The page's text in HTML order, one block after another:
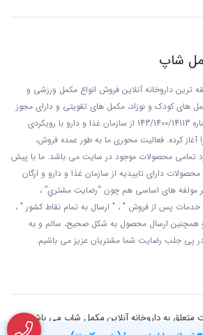
شاپ
ترین داروخانه آنلاین فروش انواع مکمل ورزشی و
های کودک و نوزاد، مکمل های تقویتی و دارای مجوز
از
سازمان غذا و دارو با رويکردی
کرده. فعاليت محوری ما به طور عمده فروش،
تمامی محصولات موجود در سایت می باشد. ما با پيش
دارای تاييديه از سازمان غذا و دارو و ارگان
مولفه های اساسی هم چون “رضايت مشتري” ،
پس از فروش " ، " ارسال به تمام نقاط کشور " ،
"و همچنين ارسال محصول به شکل صحيح، سالم و به
پی جلب رضايت شما مشتريان عزیز می باشيم.
به داروخانه آنلاین مکمل شاپ می باشد